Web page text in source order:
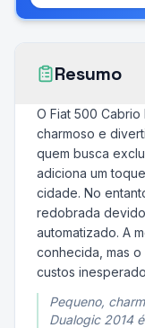
Resumo
O Fiat 500 Cabrio
charmoso e
quem busca
adiciona um
cidade. No
redobrada
automatizado. A
conhecida, mas
custos
Pequeno,
Dualogic 2014